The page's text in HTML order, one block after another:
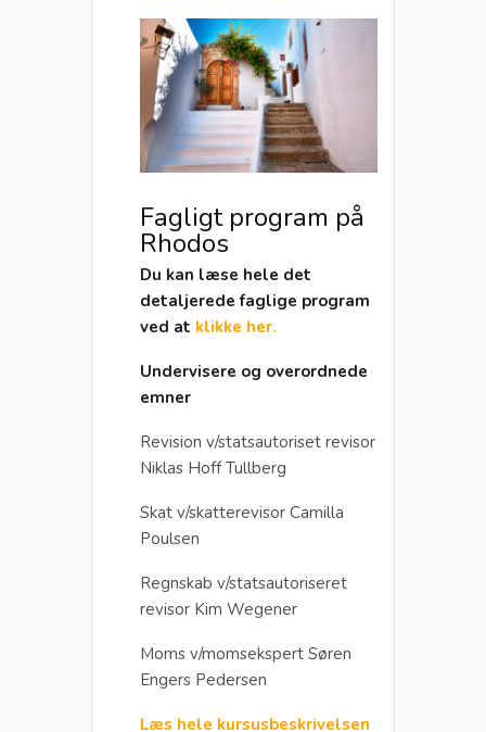
Fagligt program på
Rhodos
Du kan læse hele det
detaljerede faglige program
ved at klikke her.
Undervisere og overordnede
emner
Revision v/statsautoriset revisor
Niklas Hoff Tullberg
Skat v/skatterevisor Camilla
Poulsen
Regnskab v/statsautoriseret
revisor Kim Wegener
Moms v/momsekspert Søren
Engers Pedersen
Læs hele kursusbeskrivelsen